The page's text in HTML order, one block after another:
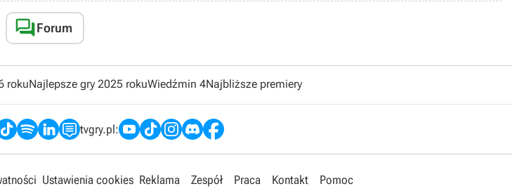
Forum
rokuNajlepsze gry 2025 rokuWiedźmin 4Najbliższe premiery
tvgry.pl:
Ustawienia cookies Reklama Zespół Praca Kontakt Pomoc